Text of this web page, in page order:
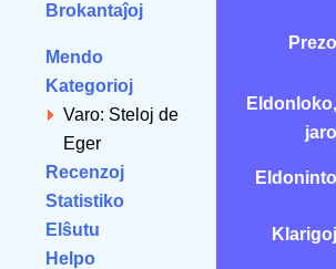
Brokantaĵoj
Mendo
Kategorioj
Varo: Steloj de
Eger
Recenzoj
Statistiko
Elŝutu
Helpo
Prezo
Eldonloko,
jaro
Eldoninto
Klarigoj